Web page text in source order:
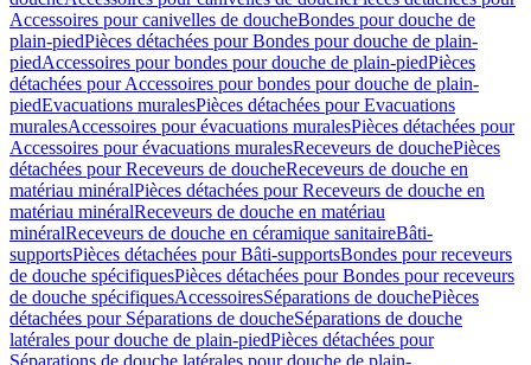
Accessoires pour canivelles de doucheBondes pour douche de
plain-piedPièces détachées pour Bondes pour douche de plain-
piedAccessoires pour bondes pour douche de plain-piedPièces
détachées pour Accessoires pour bondes pour douche de plain-
piedEvacuations muralesPièces détachées pour Evacuations
muralesAccessoires pour évacuations muralesPièces détachées pour
Accessoires pour évacuations muralesReceveurs de douchePièces
détachées pour Receveurs de doucheReceveurs de douche en
matériau minéralPièces détachées pour Receveurs de douche en
matériau minéralReceveurs de douche en matériau
minéralReceveurs de douche en céramique sanitaireBâti-
supportsPièces détachées pour Bâti-supportsBondes pour receveurs
de douche spécifiquesPièces détachées pour Bondes pour receveurs
de douche spécifiquesAccessoiresSéparations de douchePièces
détachées pour Séparations de doucheSéparations de douche
latérales pour douche de plain-piedPièces détachées pour
Séparations de douche latérales pour douche de plain-